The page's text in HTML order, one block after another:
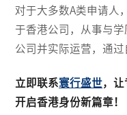
对于大多数A类申请人
于香港公司，从事与
公司并实际运营，通过
立即联系寰行盛世，让
开启香港身份新篇章！